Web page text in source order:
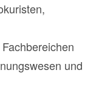
und